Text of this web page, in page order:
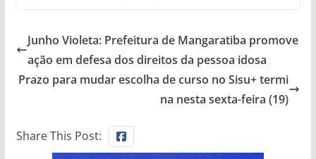
Junho Violeta: Prefeitura de Mangaratiba promove
ação em defesa dos direitos da pessoa idosa
Prazo para mudar escolha de curso no Sisu+ termi
na nesta sexta-feira (19)
Share This Post: